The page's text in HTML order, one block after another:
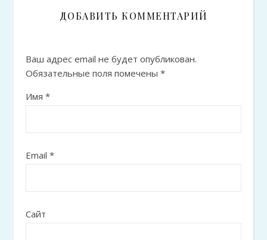
ДОБАВИТЬ КОММЕНТАРИЙ
Ваш адрес email не будет опубликован.
Обязательные поля помечены *
Имя *
Email *
Сайт